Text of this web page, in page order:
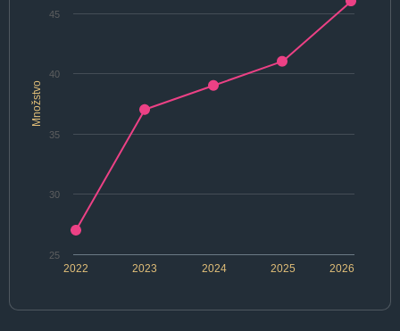
Množstvo
2022 2024 2026
2023 2025
25
30
35
40
45